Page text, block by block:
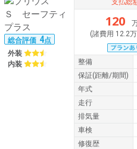
総合評価 4点
外装
内装
支払総
120
(諸費用 12.2
整備
保証(距離/期間)
年式
走行
排気量
車検
修復歴